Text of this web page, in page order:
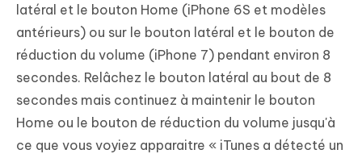
latéral et le bouton Home (iPhone 6S et modèles
antérieurs) ou sur le bouton latéral et le bouton de
réduction du volume (iPhone 7) pendant environ 8
secondes. Relâchez le bouton latéral au bout de 8
secondes mais continuez à maintenir le bouton
Home ou le bouton de réduction du volume jusqu'à
ce que vous voyiez apparaitre « iTunes a détecté un